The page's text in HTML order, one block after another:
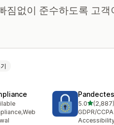
짐없이 준수하도록 고
5.0별 5개 중
(2,887)
총 리뷰 2887
GDPR/